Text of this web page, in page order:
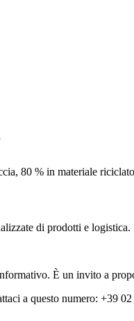
80 % in materiale
di prodotti e logistica.
È un invito a
a questo numero: +39